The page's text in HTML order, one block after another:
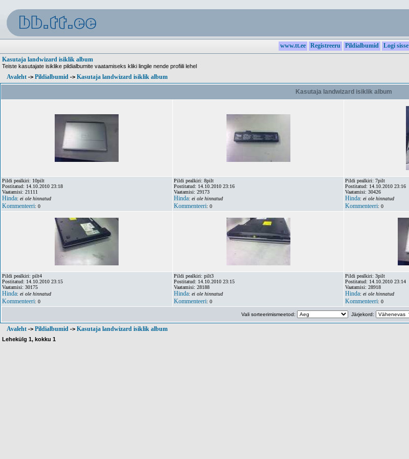
www.tt.ee Registreeru Pildialbumid
Logi sisse
Kasutaja landwizard isiklik album
Teiste kasutajate isiklike pildialbumite vaatamiseks kliki lingile nende profiili lehel
Avaleht -> Pildialbumid -> Kasutaja landwizard isiklik album
Kasutaja landwizard isiklik album
Pildi pealkiri: 10pilt
Postitatud: 14.10.2010 23:18
Vaatamisi: 21111
Hinda: ei ole hinnatud
Kommenteeri: 0
Pildi pealkiri: 8pilt
Postitatud: 14.10.2010 23:16
Vaatamisi: 29173
Hinda: ei ole hinnatud
Kommenteeri: 0
Pildi pealkiri: 7pilt
Postitatud: 14.10.2010 23:16
Vaatamisi: 30426
Hinda: ei ole hinnatud
Kommenteeri: 0
Pildi pealkiri: pilt4
Postitatud: 14.10.2010 23:15
Vaatamisi: 30175
Hinda: ei ole hinnatud
Kommenteeri: 0
Pildi pealkiri: pilt3
Postitatud: 14.10.2010 23:15
Vaatamisi: 28188
Hinda: ei ole hinnatud
Kommenteeri: 0
Pildi pealkiri: 3pilt
Postitatud: 14.10.2010 23:14
Vaatamisi: 28918
Hinda: ei ole hinnatud
Kommenteeri: 0
Vali sorteerimismeetod: Järjekord:
Avaleht -> Pildialbumid -> Kasutaja landwizard isiklik album
Lehekülg 1, kokku 1